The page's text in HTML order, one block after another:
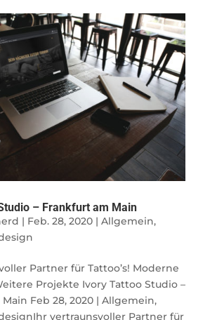
– Frankfurt am Main
| Feb. 28, 2020| Allgemein,
Partner für Tattoo’s! Moderne
Projekte Ivory Tattoo Studio –
Feb 28, 2020 | Allgemein,
vertraunsvoller Partner für